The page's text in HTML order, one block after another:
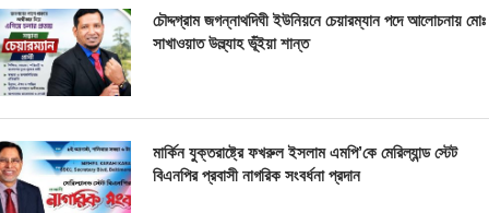
চৌদ্দগ্রাম জগন্নাথদিঘী ইউনিয়নে চেয়ারম্যান পদে আলোচনায় মোঃ
সাখাওয়াত উল্ল্যাহ ভূঁইয়া শান্ত
মার্কিন যুক্তরাষ্ট্রে ফখরুল ইসলাম এমপি’কে মেরিল্যান্ড স্টেট
বিএনপির প্রবাসী নাগরিক সংবর্ধনা প্রদান